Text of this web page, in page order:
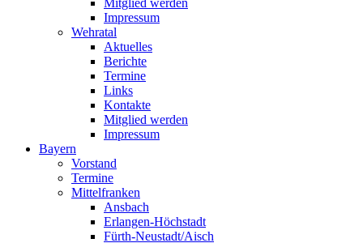
Mitglied werden
Impressum
Wehratal
Aktuelles
Berichte
Termine
Links
Kontakte
Mitglied werden
Impressum
Bayern
Vorstand
Termine
Mittelfranken
Ansbach
Erlangen-Höchstadt
Fürth-Neustadt/Aisch